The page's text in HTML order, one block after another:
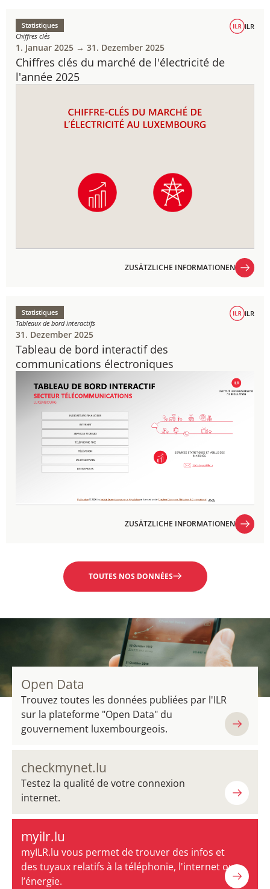
Chiffres clés du marché de l'électricité de
l'année 2025
Statistiques
Chiffres clés
ILR
1. Januar 2025 → 31. Dezember 2025
ZUSÄTZLICHE INFORMATIONEN
Tableau de bord interactif des
communications électroniques​​​
Statistiques
Tableaux de bord interactifs
ILR
31. Dezember 2025
ZUSÄTZLICHE INFORMATIONEN
TOUTES NOS DONNÉES
Open Data
Trouvez toutes les données publiées par l'ILR
sur la plateforme "Open Data" du
gouvernement luxembourgeois.
checkmynet.lu
Testez la qualité de votre connexion
internet.
myilr.lu
myILR.lu vous permet de trouver des infos et
des tuyaux relatifs à la téléphonie, l'internet ou
l’énergie.